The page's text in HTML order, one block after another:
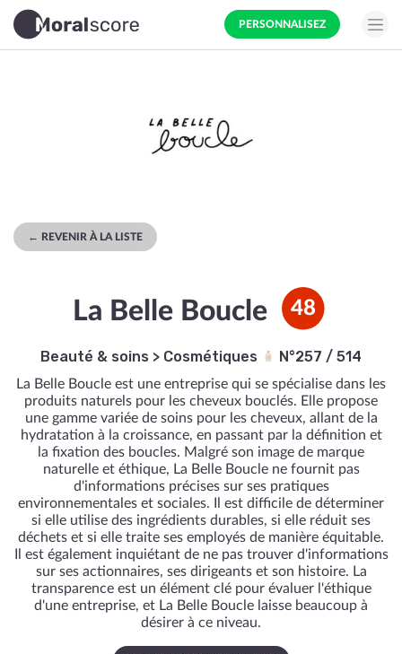
PERSONNALISEZ
← REVENIR À LA LISTE
La Belle Boucle 48
Beauté & soins > Cosmétiques N°257 / 514
La Belle Boucle est une entreprise qui se spécialise dans les
produits naturels pour les cheveux bouclés. Elle propose
une gamme variée de soins pour les cheveux, allant de la
hydratation à la croissance, en passant par la définition et
la fixation des boucles. Malgré son image de marque
naturelle et éthique, La Belle Boucle ne fournit pas
d'informations précises sur ses pratiques
environnementales et sociales. Il est difficile de déterminer
si elle utilise des ingrédients durables, si elle réduit ses
déchets et si elle traite ses employés de manière équitable.
Il est également inquiétant de ne pas trouver d'informations
sur ses actionnaires, ses dirigeants et son histoire. La
transparence est un élément clé pour évaluer l'éthique
d'une entreprise, et La Belle Boucle laisse beaucoup à
désirer à ce niveau.